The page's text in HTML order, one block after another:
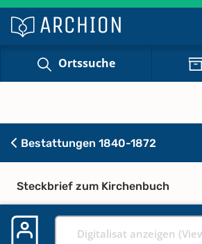
Ortssuche
Bestattungen 1840-1872
Steckbrief zum Kirchenbuch
Digitalisat anzeigen